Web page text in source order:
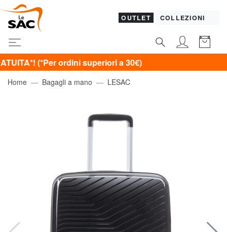
OUTLET COLLEZIONI
(*Per ordini superiori a 30€)
Home Bagagli a mano LESAC